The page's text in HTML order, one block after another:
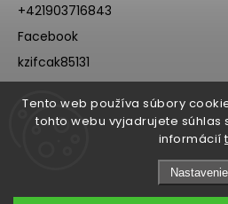
Tento web používa súbory
tohto webu vyjadrujete súhlas
informácií
Nastavenie
+421903716843
Facebook
kzifcak85131
Instagram
@vapea.slovensko